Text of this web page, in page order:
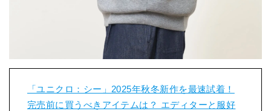
「ユニクロ：シー」2025年秋冬新作を最速試着！
完売前に買うべきアイテムは？ エディターと服好